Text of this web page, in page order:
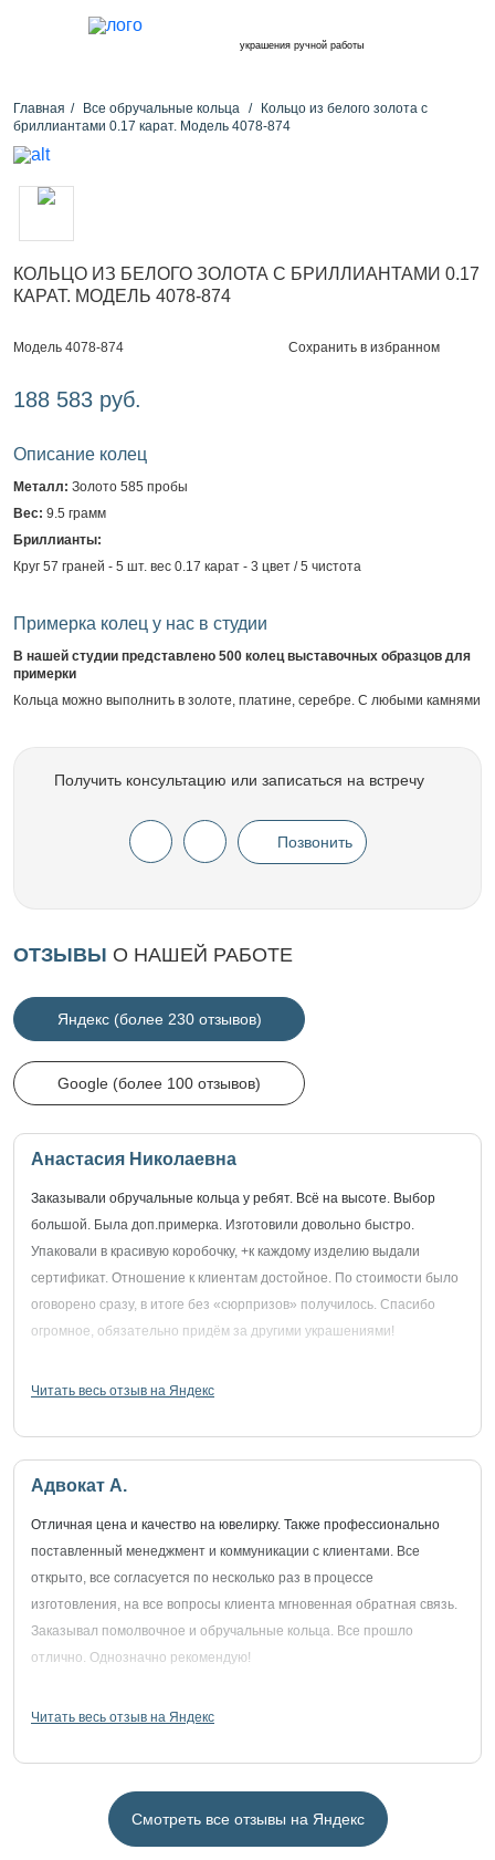
украшения ручной работы
Главная Все обручальные кольца
Кольцо из белого золота с
бриллиантами 0.17 карат. Модель 4078-874
КОЛЬЦО ИЗ БЕЛОГО ЗОЛОТА С БРИЛЛИАНТАМИ 0.17
КАРАТ. МОДЕЛЬ 4078-874
Модель 4078-874 Сохранить в избранном
188 583 руб.
Описание колец
Металл: Золото 585 пробы
Вес: 9.5 грамм
Бриллианты:
Круг 57 граней - 5 шт. вес 0.17 карат - 3 цвет / 5 чистота
Примерка колец у нас в студии
В нашей студии представлено 500 колец выставочных образцов для
примерки
Кольца можно выполнить в золоте, платине, серебре. С любыми камнями
Получить консультацию или записаться на встречу
Позвонить
ОТЗЫВЫ О НАШЕЙ РАБОТЕ
Яндекс (более 230 отзывов)
Google (более 100 отзывов)
Анастасия Николаевна
Заказывали обручальные кольца у ребят. Всё на высоте. Выбор
большой. Была доп.примерка. Изготовили довольно быстро.
Упаковали в красивую коробочку, +к каждому изделию выдали
сертификат. Отношение к клиентам достойное. По стоимости было
оговорено сразу, в итоге без «сюрпризов» получилось. Спасибо
огромное, обязательно придём за другими украшениями!
Читать весь отзыв на Яндекс
Адвокат А.
Отличная цена и качество на ювелирку. Также профессионально
поставленный менеджмент и коммуникации с клиентами. Все
открыто, все согласуется по несколько раз в процессе
изготовления, на все вопросы клиента мгновенная обратная связь.
Заказывал помолвочное и обручальные кольца. Все прошло
отлично. Однозначно рекомендую!
Читать весь отзыв на Яндекс
Смотреть все отзывы на Яндекс